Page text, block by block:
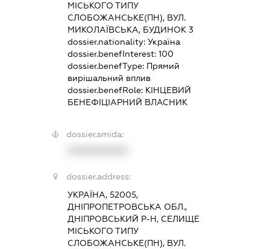
МІСЬКОГО ТИПУ
СЛОБОЖАНСЬКЕ(ПН), ВУЛ.
МИКОЛАЇВСЬКА, БУДИНОК 3
dossier.nationality:Україна
dossier.benefInterest:100
dossier.benefType: Прямий
вирішальний вплив
dossier.benefRole: КІНЦЕВИЙ
БЕНЕФІЦІАРНИЙ ВЛАСНИК
dossier.smida:
dossier.address:
УКРАЇНА, 52005,
ДНІПРОПЕТРОВСЬКА ОБЛ.,
ДНІПРОВСЬКИЙ Р-Н, СЕЛИЩЕ
МІСЬКОГО ТИПУ
СЛОБОЖАНСЬКЕ(ПН), ВУЛ.